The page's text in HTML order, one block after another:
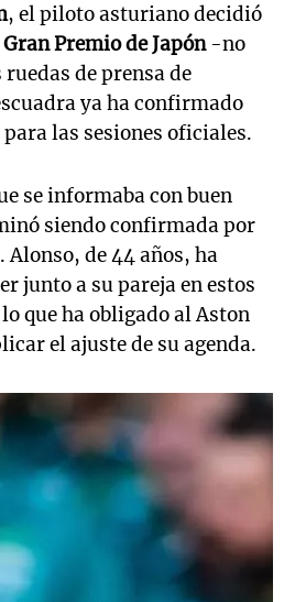
, el pilotoasturiano decidió
Gran Premio de Japón-no
de prensa de
ya ha confirmado
las sesiones oficiales.
se informaba con buen
siendo confirmada por
Alonso, de 44 años, ha
junto a su pareja en estos
que ha obligado al Aston
el ajuste de su agenda.